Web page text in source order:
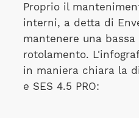
Proprio il
interni, a detta di
mantenere una
rotolamento.
in maniera chiara la
e SES 4.5 PRO: